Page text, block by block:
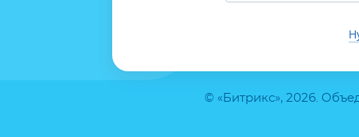
© «Битрикс», 2026.